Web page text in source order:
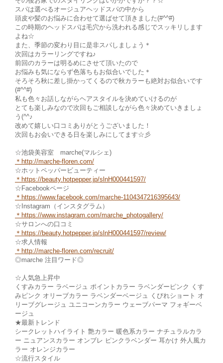
スパは選べるオージュアヘッドスパの中から
頭皮や髪のお悩みに合わせて選ばせて頂きました(#^^#)
この時期のヘッドスパは毛穴から洗われる感じでスッキリします
よね☆
また、季節の変わり目に是非スパしましょう＊
次回はカラーリングですね♪
前回のカラーは明るめにさせて頂いたので
お悩みも気にならず色落ちもお似合いでした＊
そろそろ秋に差し掛かってくるので秋カラーも絶対お似合いです
(#^^#)
私も色々お話しながらヘアスタイルを決めていけるのが
とても楽しみなので次回もご相談しながら色々決めていきましょ
う(^^♪
改めて嬉しい口コミありがとうございました！
次回もお会いできる日を楽しみにしてます☆彡
☆池袋美容室 marche(マルシェ)
＊ http://marche-floren.com/
☆ホットペッパービューティー
＊ https://beauty.hotpepper.jp/slnH000441597/
☆Facebookページ
＊https://www.facebook.com/marche-1104347216395643/
☆Instagram（インスタグラム）
＊ https://www.instagram.com/marche_photogallery/
☆サロンへの口コミ
＊https://beauty.hotpepper.jp/slnH000441597/review/
☆求人情報
＊http://marche-fl oren.com/recruit/
◎marche 注目ワード◎
☆人気急上昇中
くすみカラー ラベージュ ポイントカラー ラベンダーピンク くす
みピンク オリーブカラー ラベンダーベージュ くびれショート オ
リーブグレージュ ユニコーンカラー ウェーブパーマ フォギーベ
ージュ
★最新トレンド
シークレットハイライト 艶カラー 暖色系カラー ナチュラルカラ
ー ニュアンスカラー オンブレ ピンクラベンダー 耳かけ 外人風カ
ラー オレンジカラー
☆流行スタイル